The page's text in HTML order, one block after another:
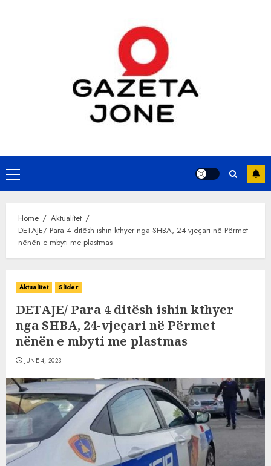
Primary
Menu
Home
Aktualitet
DETAJE/ Para 4 ditësh ishin kthyer nga SHBA, 24-vjeçari në Përmet
nënën e mbyti me plastmas
Aktualitet Slider
DETAJE/ Para 4 ditësh ishin kthyer
nga SHBA, 24-vjeçari në Përmet
nënën e mbyti me plastmas
JUNE 4, 2023